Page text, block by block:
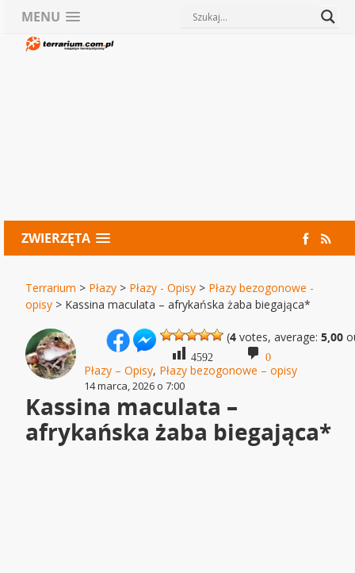
MENU
ZWIERZĘTA
Terrarium > Płazy > Płazy - Opisy > Płazy bezogonowe -
opisy > Kassina maculata – afrykańska żaba biegająca*
(4 votes, average:5,00
4592 0
Płazy – Opisy, Płazy bezogonowe – opisy
14 marca, 2026 o 7:00
Kassina maculata –
afrykańska żaba biegająca*